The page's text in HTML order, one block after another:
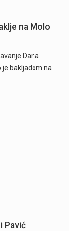
na Molo
Dana
je bakljadom na
Pavić